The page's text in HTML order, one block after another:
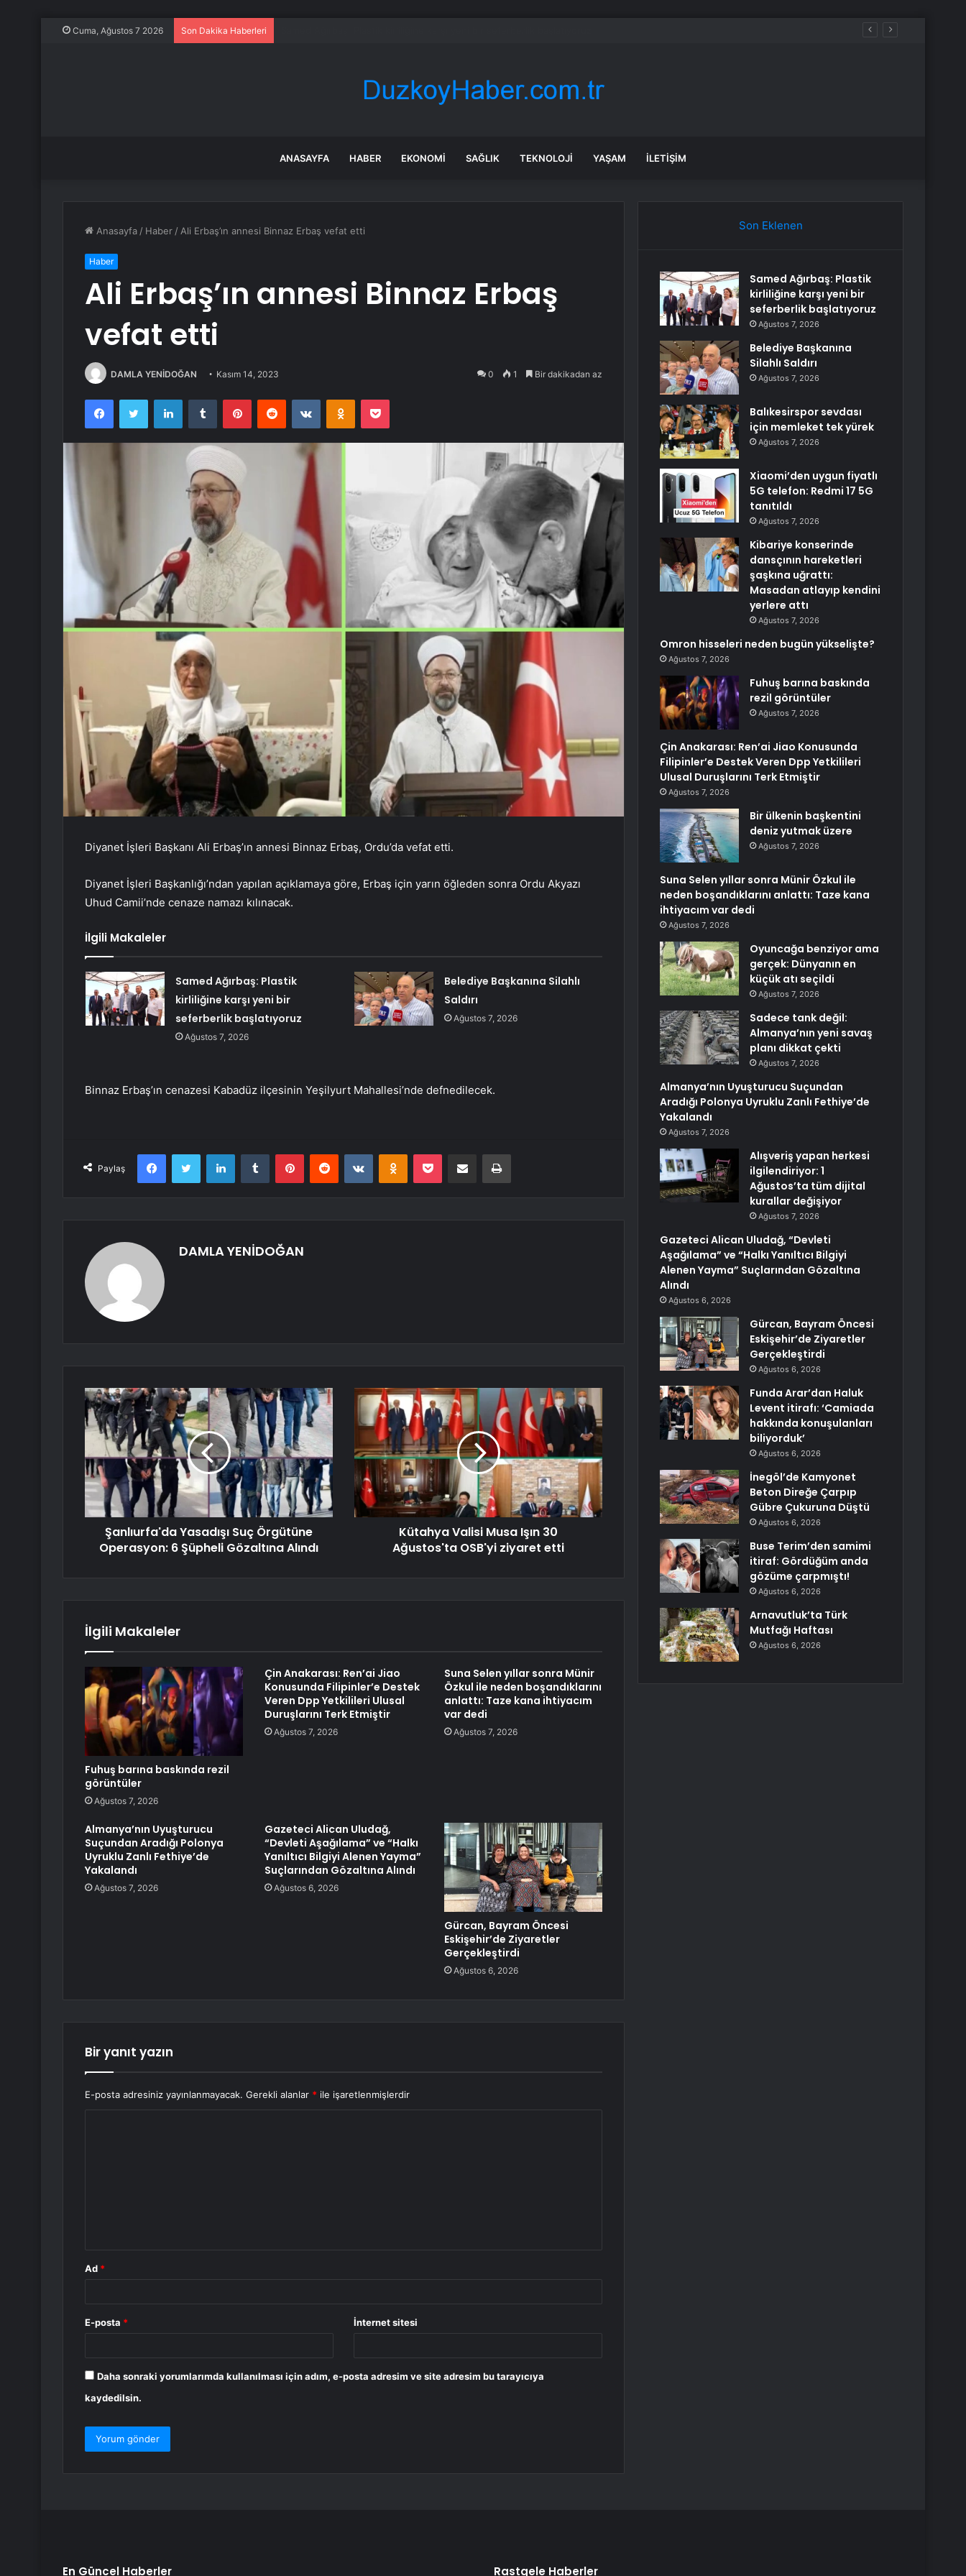
Cuma, Ağustos 7 2026 Son Dakika Haberleri
ANASAYFA HABER EKONOMI SAĞLIK TEKNOLOJI YAŞAM İLETIŞIM
Anasayfa / Haber / Ali Erbaş’ın annesi Binnaz Erbaş vefat etti
Haber
Ali Erbaş’ın annesi Binnaz Erbaş
vefat etti
DAMLA YENİDOĞAN Kasım 14, 2023 0 1 Bir dakikadan az
FacebookTwitter LinkedInTumblr PinterestReddit VKontakteOdnoklassniki
Pocket
Diyanet İşleri Başkanı Ali Erbaş’ın annesi Binnaz Erbaş, Ordu’da vefat etti.
Diyanet İşleri Başkanlığı’ndan yapılan açıklamaya göre, Erbaş için yarın öğleden sonra Ordu Akyazı
Uhud Camii’nde cenaze namazı kılınacak.
İlgili Makaleler
Samed Ağırbaş: Plastik
kirliliğine karşı yeni bir
seferberlik başlatıyoruz
Ağustos 7, 2026
Belediye Başkanına Silahlı
Saldırı
Ağustos 7, 2026
Binnaz Erbaş’ın cenazesi Kabadüz ilçesinin Yeşilyurt Mahallesi’nde defnedilecek.
Paylaş
FacebookTwitter LinkedInTumblr PinterestReddit VKontakteOdnoklassniki
Pocket E-Posta ile paylaş Yazdır
DAMLA YENİDOĞAN
Şanlıurfa'da Yasadışı Suç Örgütüne
Operasyon: 6 Şüpheli Gözaltına Alındı
Kütahya Valisi Musa Işın 30
Ağustos'ta OSB'yi ziyaret etti
İlgili Makaleler
Fuhuş barına baskında rezil
görüntüler
Ağustos 7, 2026
Çin Anakarası: Ren’ai Jiao
Konusunda Filipinler’e Destek
Veren Dpp Yetkilileri Ulusal
Duruşlarını Terk Etmiştir
Ağustos 7, 2026
Suna Selen yıllar sonra Münir
Özkul ile neden boşandıklarını
anlattı: Taze kana ihtiyacım
var dedi
Ağustos 7, 2026
Almanya’nın Uyuşturucu
Suçundan Aradığı Polonya
Uyruklu Zanlı Fethiye’de
Yakalandı
Ağustos 7, 2026
Gazeteci Alican Uludağ,
“Devleti Aşağılama” ve “Halkı
Yanıltıcı Bilgiyi Alenen Yayma”
Suçlarından Gözaltına Alındı
Ağustos 6, 2026
Gürcan, Bayram Öncesi
Eskişehir’de Ziyaretler
Gerçekleştirdi
Ağustos 6, 2026
Bir yanıt yazın
E-posta adresiniz yayınlanmayacak. Gerekli alanlar * ile işaretlenmişlerdir
Ad *
E-posta * İnternet sitesi
Daha sonraki yorumlarımda kullanılması için adım, e-posta adresim ve site adresim bu tarayıcıya
kaydedilsin.
Son Eklenen
Samed Ağırbaş: Plastik
kirliliğine karşı yeni bir
seferberlik başlatıyoruz
Ağustos 7, 2026
Belediye Başkanına
Silahlı Saldırı
Ağustos 7, 2026
Balıkesirspor sevdası
için memleket tek yürek
Ağustos 7, 2026
Xiaomi’den uygun fiyatlı
5G telefon: Redmi 17 5G
tanıtıldı
Ağustos 7, 2026
Kibariye konserinde
dansçının hareketleri
şaşkına uğrattı:
Masadan atlayıp kendini
yerlere attı
Ağustos 7, 2026
Omron hisseleri neden bugün yükselişte?
Ağustos 7, 2026
Fuhuş barına baskında
rezil görüntüler
Ağustos 7, 2026
Çin Anakarası: Ren’ai Jiao Konusunda
Filipinler’e Destek Veren Dpp Yetkilileri
Ulusal Duruşlarını Terk Etmiştir
Ağustos 7, 2026
Bir ülkenin başkentini
deniz yutmak üzere
Ağustos 7, 2026
Suna Selen yıllar sonra Münir Özkul ile
neden boşandıklarını anlattı: Taze kana
ihtiyacım var dedi
Ağustos 7, 2026
Oyuncağa benziyor ama
gerçek: Dünyanın en
küçük atı seçildi
Ağustos 7, 2026
Sadece tank değil:
Almanya’nın yeni savaş
planı dikkat çekti
Ağustos 7, 2026
Almanya’nın Uyuşturucu Suçundan
Aradığı Polonya Uyruklu Zanlı Fethiye’de
Yakalandı
Ağustos 7, 2026
Alışveriş yapan herkesi
ilgilendiriyor: 1
Ağustos’ta tüm dijital
kurallar değişiyor
Ağustos 7, 2026
Gazeteci Alican Uludağ, “Devleti
Aşağılama” ve “Halkı Yanıltıcı Bilgiyi
Alenen Yayma” Suçlarından Gözaltına
Alındı
Ağustos 6, 2026
Gürcan, Bayram Öncesi
Eskişehir’de Ziyaretler
Gerçekleştirdi
Ağustos 6, 2026
Funda Arar’dan Haluk
Levent itirafı: ‘Camiada
hakkında konuşulanları
biliyorduk’
Ağustos 6, 2026
İnegöl’de Kamyonet
Beton Direğe Çarpıp
Gübre Çukuruna Düştü
Ağustos 6, 2026
Buse Terim’den samimi
itiraf: Gördüğüm anda
gözüme çarpmıştı!
Ağustos 6, 2026
Arnavutluk’ta Türk
Mutfağı Haftası
Ağustos 6, 2026
En Güncel Haberler Rastgele Haberler